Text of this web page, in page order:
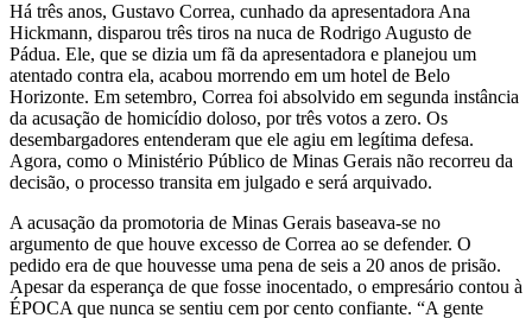
Há três anos, Gustavo Correa, cunhado da apresentadora Ana
Hickmann, disparou três tiros na nuca de Rodrigo Augusto de
Pádua. Ele, que se dizia um fã da apresentadora e planejou um
atentado contra ela, acabou morrendo em um hotel de Belo
Horizonte. Em setembro, Correa foi absolvido em segunda instância
da acusação de homicídio doloso, por três votos a zero. Os
desembargadores entenderam que ele agiu em legítima defesa.
Agora, como o Ministério Público de Minas Gerais não recorreu da
decisão, o processo transita em julgado e será arquivado.
A acusação da promotoria de Minas Gerais baseava-se no
argumento de que houve excesso de Correa ao se defender. O
pedido era de que houvesse uma pena de seis a 20 anos de prisão.
Apesar da esperança de que fosse inocentado, o empresário contou à
ÉPOCA que nunca se sentiu cem por cento confiante. “A gente